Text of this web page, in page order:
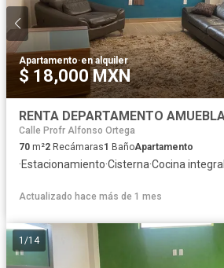
Apartamento·en alquiler
$ 18,000 MXN
Calle Profr Alfonso Ortega
70 m²2 Recámaras1 BañoApartamento
·Estacionamiento·Cisterna·Cocina integral
Actualizado hace más de 1 mes
1 /14